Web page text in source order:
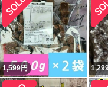
1,599円